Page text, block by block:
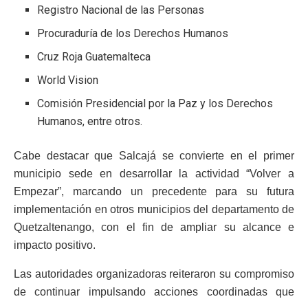
Registro Nacional de las Personas
Procuraduría de los Derechos Humanos
Cruz Roja Guatemalteca
World Vision
Comisión Presidencial por la Paz y los Derechos
Humanos, entre otros.
Cabe destacar que Salcajá se convierte en el primer
municipio sede en desarrollar la actividad “Volver a
Empezar”, marcando un precedente para su futura
implementación en otros municipios del departamento de
Quetzaltenango, con el fin de ampliar su alcance e
impacto positivo.
Las autoridades organizadoras reiteraron su compromiso
de continuar impulsando acciones coordinadas que